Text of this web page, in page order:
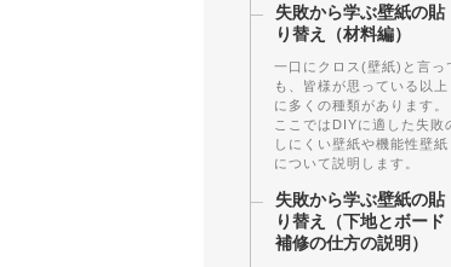
失敗から学ぶ壁紙の貼
り替え（材料編）
一口にクロス(壁紙)と言っ
も、皆様が思っている以上
に多くの種類があります。
ここではDIYに適した失敗
しにくい壁紙や機能性壁紙
について説明します。
失敗から学ぶ壁紙の貼
り替え（下地とボード
補修の仕方の説明）